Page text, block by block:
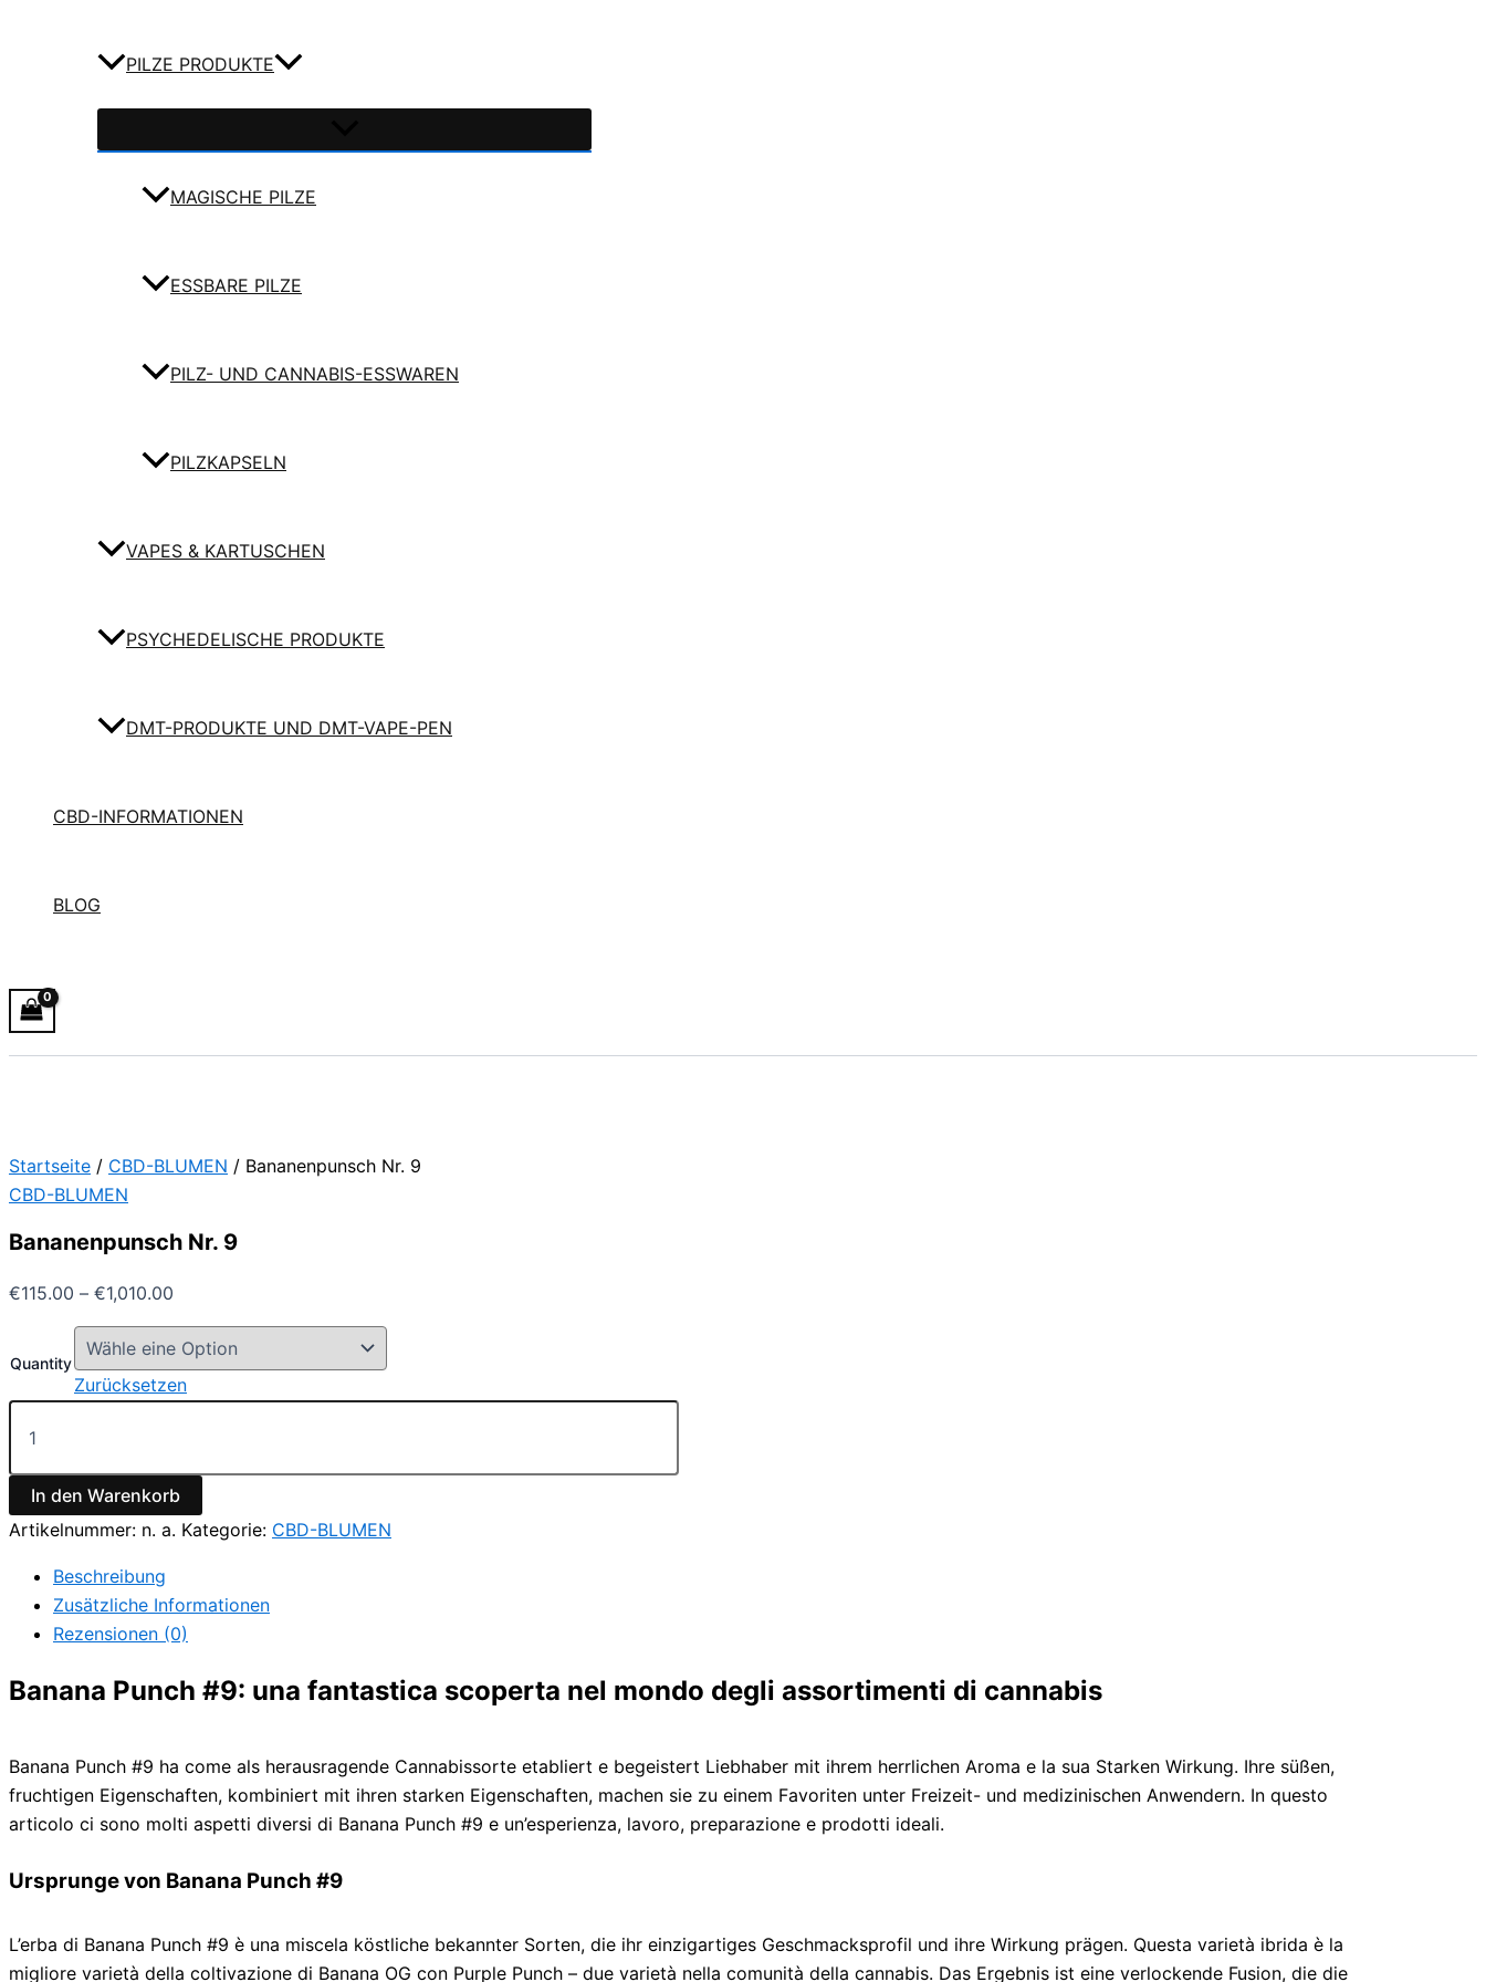
PILZE PRODUKTE
MAGISCHE PILZE
ESSBARE PILZE
PILZ- UND CANNABIS-ESSWAREN
PILZKAPSELN
VAPES & KARTUSCHEN
PSYCHEDELISCHE PRODUKTE
DMT-PRODUKTE UND DMT-VAPE-PEN
CBD-INFORMATIONEN
BLOG
Startseite / CBD-BLUMEN / Bananenpunsch Nr. 9
CBD-BLUMEN
Bananenpunsch Nr. 9
€115.00 – €1,010.00
Quantity
Zurücksetzen
In den Warenkorb
Artikelnummer: n. a. Kategorie: CBD-BLUMEN
Beschreibung
Zusätzliche Informationen
Rezensionen (0)
Banana Punch #9: una fantastica scoperta nel mondo degli assortimenti di cannabis
Banana Punch #9 ha come als herausragende Cannabissorte etabliert e begeistert Liebhaber mit ihrem herrlichen Aroma e la sua Starken Wirkung. Ihre süßen,
fruchtigen Eigenschaften, kombiniert mit ihren starken Eigenschaften, machen sie zu einem Favoriten unter Freizeit- und medizinischen Anwendern. In questo
articolo ci sono molti aspetti diversi di Banana Punch #9 e un’esperienza, lavoro, preparazione e prodotti ideali.
Ursprunge von Banana Punch #9
L’erba di Banana Punch #9 è una miscela köstliche bekannter Sorten, die ihr einzigartiges Geschmacksprofil und ihre Wirkung prägen. Questa varietà ibrida è la
migliore varietà della coltivazione di Banana OG con Purple Punch – due varietà nella comunità della cannabis. Das Ergebnis ist eine verlockende Fusion, die die